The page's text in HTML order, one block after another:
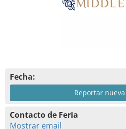
Fecha:
Reportar
Contacto de Feria
Mostrar email